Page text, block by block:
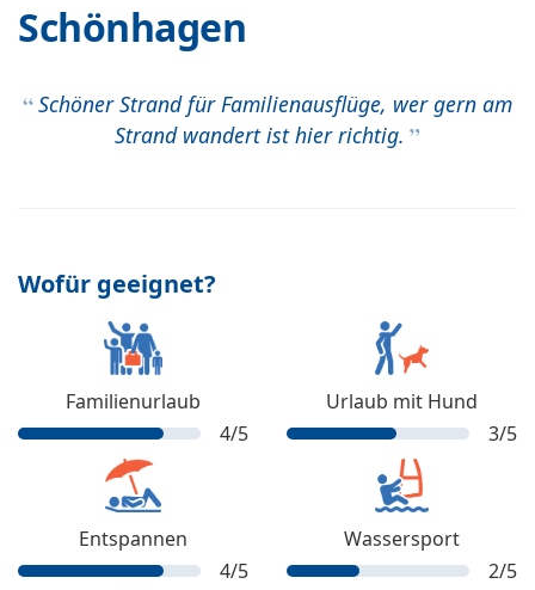
Schönhagen
Schöner Strand für Familienausflüge, wer gern am
Strand wandert ist hier richtig.
Wofür geeignet?
Familienurlaub
4/5
Urlaub mit Hund
3/5
Entspannen
4/5
Wassersport
2/5